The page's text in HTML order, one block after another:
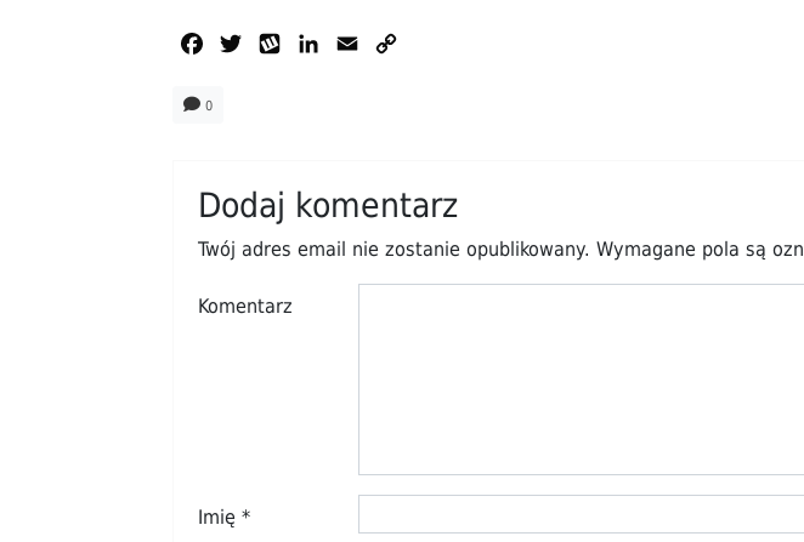
Facebook
TwitterWykopLinkedIn
Email
0
Dodaj komentarz
Twój adres email nie zostanie opublikowany. Wymagane pola są
Komentarz
Imię *